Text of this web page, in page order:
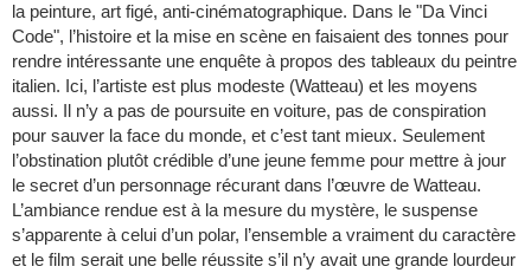
la peinture, art figé, anti-cinématographique. Dans le "Da Vinci
Code", l’histoire et la mise en scène en faisaient des tonnes pour
rendre intéressante une enquête à propos des tableaux du peintre
italien. Ici, l’artiste est plus modeste (Watteau) et les moyens
aussi. Il n’y a pas de poursuite en voiture, pas de conspiration
pour sauver la face du monde, et c’est tant mieux. Seulement
l’obstination plutôt crédible d’une jeune femme pour mettre à jour
le secret d’un personnage récurant dans l’œuvre de Watteau.
L’ambiance rendue est à la mesure du mystère, le suspense
s’apparente à celui d’un polar, l’ensemble a vraiment du caractère
et le film serait une belle réussite s’il n’y avait une grande lourdeur